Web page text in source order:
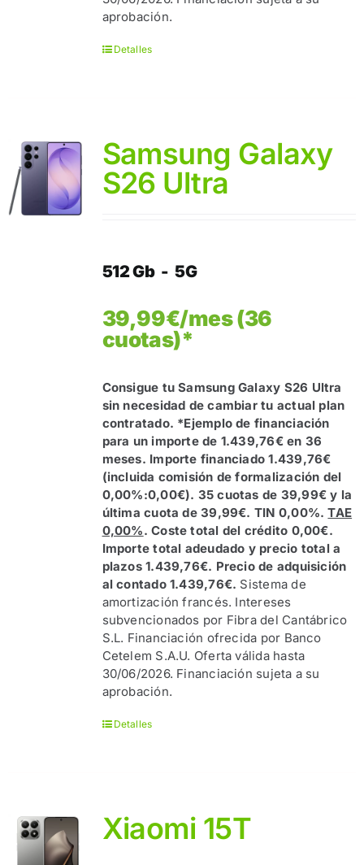
aprobación.
Detalles
Samsung Galaxy
S26 Ultra
512 Gb - 5G
39,99€/mes (36
cuotas)*
Consigue tu Samsung Galaxy S26 Ultra
sin necesidad de cambiar tu actual plan
contratado. *Ejemplo de financiación
para un importe de 1.439,76€ en 36
meses. Importe financiado 1.439,76€
(incluida comisión de formalización del
0,00%:0,00€). 35 cuotas de 39,99€ y la
última cuota de 39,99€. TIN 0,00%.TAE
0,00%. Coste total del crédito 0,00€.
Importe total adeudado y precio total a
plazos 1.439,76€. Precio de adquisición
al contado 1.439,76€. Sistema de
amortización francés. Intereses
subvencionados por Fibra del Cantábrico
S.L. Financiación ofrecida por Banco
Cetelem S.A.U. Oferta válida hasta
30/06/2026. Financiación sujeta a su
aprobación.
Detalles
Xiaomi 15T